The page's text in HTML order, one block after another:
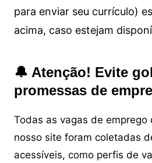
para enviar seu currículo)
acima, caso estejam
🔔 Atenção! Evite
promessas de
Todas as vagas de emprego
nosso site foram coletadas
acessíveis, como perfis de